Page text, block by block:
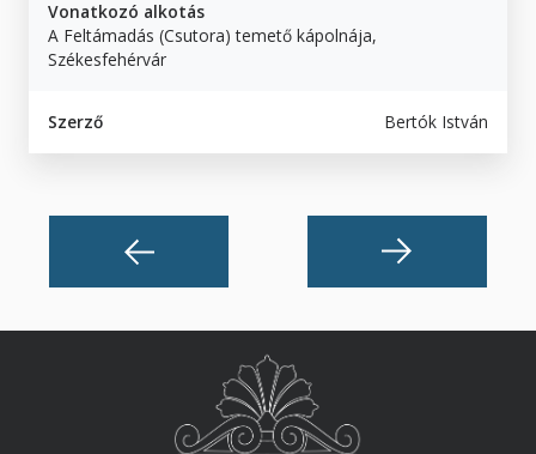
Vonatkozó alkotás
A Feltámadás (Csutora) temető kápolnája,
Székesfehérvár
Szerző Bertók István